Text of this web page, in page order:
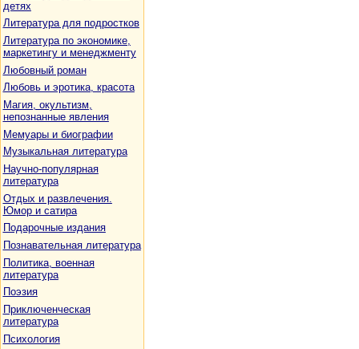
детях
Литература для подростков
Литература по экономике,
маркетингу и менеджменту
Любовный роман
Любовь и эротика, красота
Магия, окультизм,
непознанные явления
Мемуары и биографии
Музыкальная литература
Научно-популярная
литература
Отдых и развлечения.
Юмор и сатира
Подарочные издания
Познавательная литература
Политика, военная
литература
Поэзия
Приключенческая
литература
Психология